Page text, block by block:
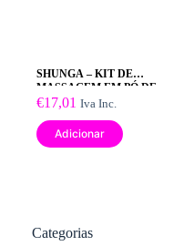
SHUNGA – KIT DE
MASSAGEM EM PÓ DE
COCO COMESTÍVEL
€17,01 Iva Inc.
Adicionar
Categorias